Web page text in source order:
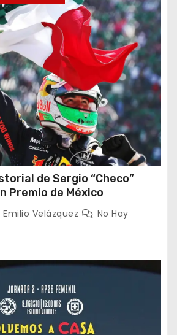
de Sergio “Checo”
Premio de México
Emilio Velázquez
No Hay